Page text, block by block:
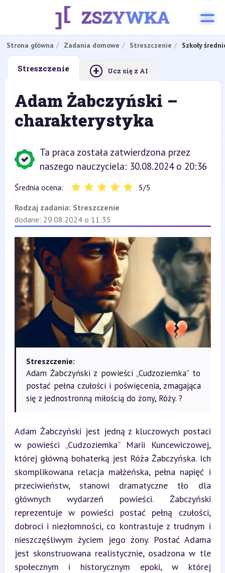
Strona główna Zadania domowe Streszczenie Szkoły
Streszczenie + Ucz się z AI
Adam Żabczyński –
charakterystyka
Ta praca została zatwierdzona przez
naszego nauczyciela: 30.08.2024 o 20:36
Średnia ocena: 5/5
Rodzaj zadania: Streszczenie
dodane: 29.08.2024 o 11:35
Streszczenie:
Adam Żabczyński z powieści „Cudzoziemka” to
postać pełna czułości i poświęcenia, zmagająca
się z jednostronną miłością do żony, Róży. ?
Adam Żabczyński jest jedną z kluczowych postaci
w powieści „Cudzoziemka” Marii Kuncewiczowej,
której główną bohaterką jest Róża Żabczyńska. Ich
skomplikowana relacja małżeńska, pełna napięć i
przeciwieństw, stanowi dramatyczne tło dla
głównych wydarzeń powieści. Żabczyński
reprezentuje w powieści postać pełną czułości,
dobroci i niezłomności, co kontrastuje z trudnym i
nieszczęśliwym życiem jego żony. Postać Adama
jest skonstruowana realistycznie, osadzona w tle
społecznym i historycznym epoki, w której